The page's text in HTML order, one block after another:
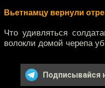
Вьетнамцу вернули
Что удивляться
волокли домой черепа
Подписывайся